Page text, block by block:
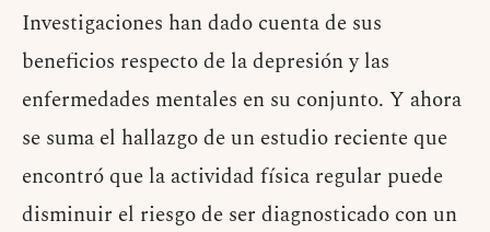
Investigaciones han dado cuenta de sus
beneficios respecto de la depresión y las
enfermedades mentales en su conjunto. Y ahora
se suma el hallazgo de un estudio reciente que
encontró que la actividad física regular puede
disminuir el riesgo de ser diagnosticado con un